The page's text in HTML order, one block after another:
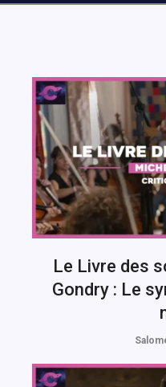
Le Livre des
Gondry : Le